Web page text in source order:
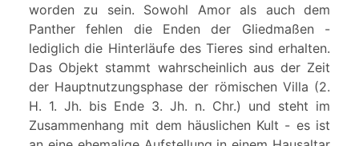
worden zu sein. Sowohl Amor als auch dem
Panther fehlen die Enden der Gliedmaßen -
lediglich die Hinterläufe des Tieres sind erhalten.
Das Objekt stammt wahrscheinlich aus der Zeit
der Hauptnutzungsphase der römischen Villa (2.
H. 1. Jh. bis Ende 3. Jh. n. Chr.) und steht im
Zusammenhang mit dem häuslichen Kult - es ist